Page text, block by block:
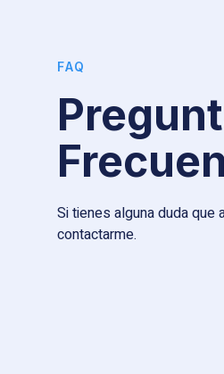
FAQ
Si tienes alguna duda que
contactarme.